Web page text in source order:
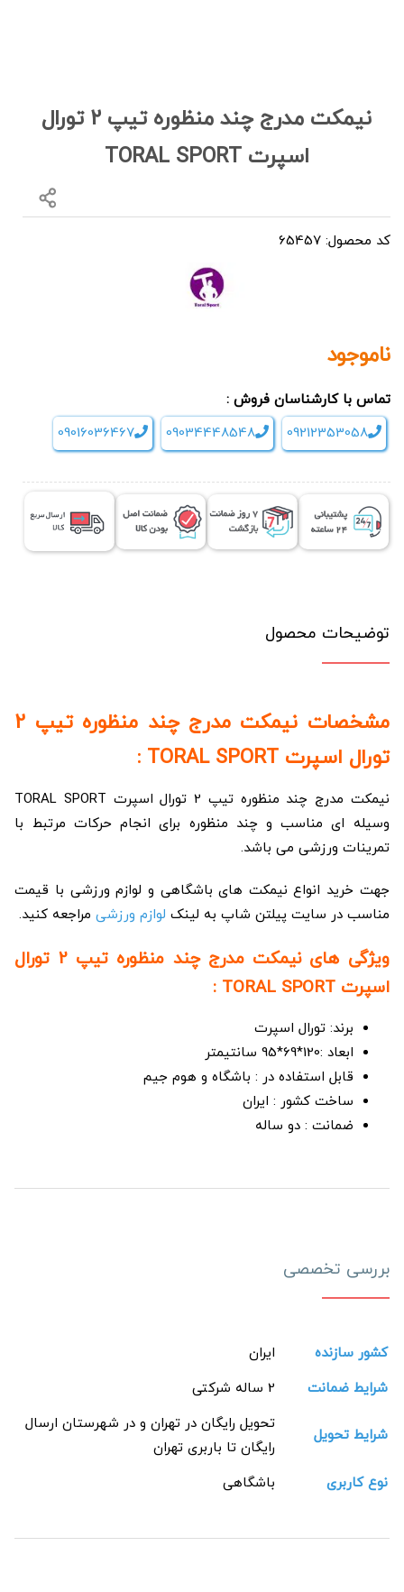
نیمکت مدرج چند منظوره تیپ 2 تورال
اسپرت TORAL SPORT
کد محصول: 65457
ناموجود
تماس با کارشناسان فروش :
09212353058
09034448548
09016036467
توضیحات محصول
مشخصات نیمکت مدرج چند منظوره تیپ 2
تورال اسپرت TORAL SPORT :
نیمکت مدرج چند منظوره تیپ 2 تورال اسپرت TORAL SPORT
وسیله ای مناسب و چند منظوره برای انجام حرکات مرتبط با
تمرینات ورزشی می باشد.
جهت خرید انواع نیمکت های باشگاهی و لوازم ورزشی با قیمت
مناسب در سایت پیلتن شاپ به لینک لوازم ورزشی مراجعه کنید.
ویژگی های نیمکت مدرج چند منظوره تیپ 2 تورال
اسپرت TORAL SPORT :
برند: تورال اسپرت
ابعاد :120*69*95 سانتیمتر
قابل استفاده در : باشگاه و هوم جیم
ساخت کشور : ایران
ضمانت : دو ساله
بررسی تخصصی
کشور سازنده
ایران
شرایط ضمانت
2 ساله شرکتی
شرایط تحویل
تحویل رایگان در تهران و در شهرستان ارسال
رایگان تا باربری تهران
نوع کاربری
باشگاهی